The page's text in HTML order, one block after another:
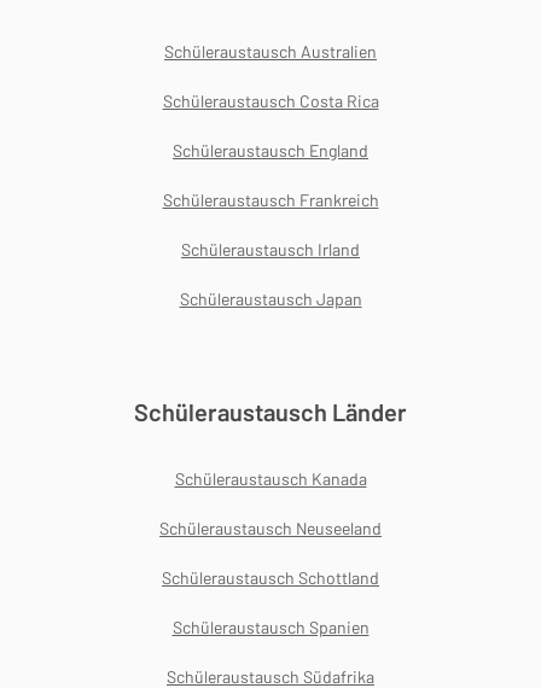
Schüleraustausch Australien
Schüleraustausch Costa Rica
Schüleraustausch England
Schüleraustausch Frankreich
Schüleraustausch Irland
Schüleraustausch Japan
Schüleraustausch Länder
Schüleraustausch Kanada
Schüleraustausch Neuseeland
Schüleraustausch Schottland
Schüleraustausch Spanien
Schüleraustausch Südafrika